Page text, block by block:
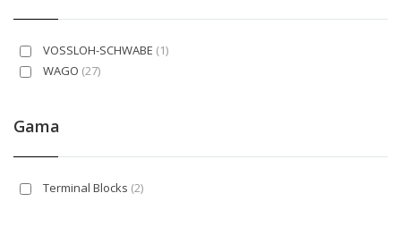
VOSSLOH-SCHWABE (1)
WAGO (27)
Gama
Terminal Blocks (2)